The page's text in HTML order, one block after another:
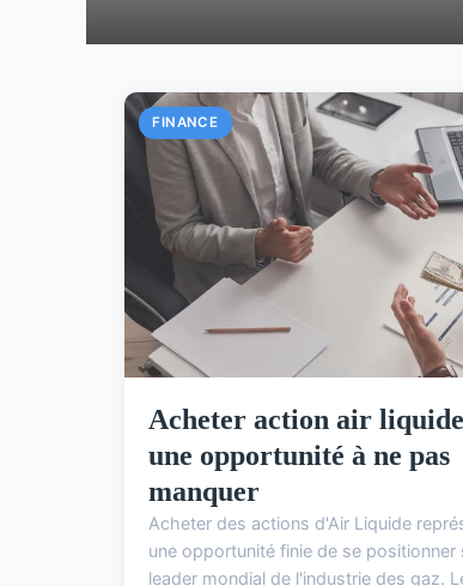
FINANCE
Acheter action air
une opportunité à ne pas
manquer
Acheter des actions d'Air Liquide
une opportunité finie de se positionner
leader mondial de l'industrie des gaz.